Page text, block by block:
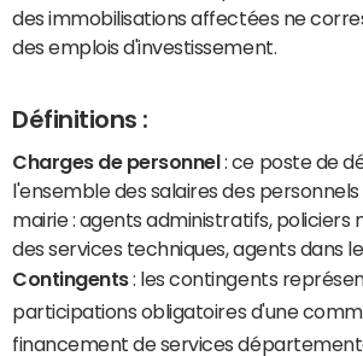
des immobilisations affectées ne
des emplois d'investissement.
Définitions :
Charges de personnel : ce poste de
l'ensemble des salaires des
mairie : agents administratifs, policiers
des services techniques, agents dans
Contingents: les contingents
participations obligatoires d'une
financement de services